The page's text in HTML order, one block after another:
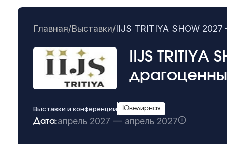
Главная/Выставки/IIJS TRITIYA SHOW
IIJS
Выставки и конференции Ювелирная
Дата:апрель 2027 — апрель 2027